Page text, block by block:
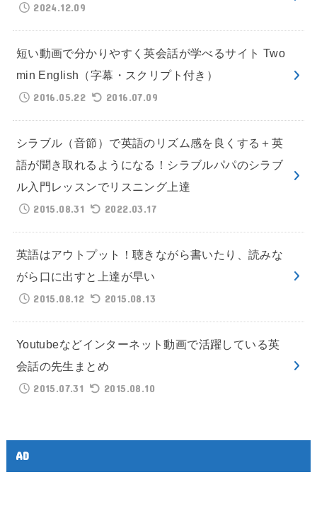
2024.12.09
短い動画で分かりやすく英会話が学べるサイト Two
min English（字幕・スクリプト付き）
2016.05.22
2016.07.09
シラブル（音節）で英語のリズム感を良くする＋英
語が聞き取れるようになる！シラブルパパのシラブ
ル入門レッスンでリスニング上達
2015.08.31
2022.03.17
英語はアウトプット！聴きながら書いたり、読みな
がら口に出すと上達が早い
2015.08.12
2015.08.13
Youtubeなどインターネット動画で活躍している英
会話の先生まとめ
2015.07.31
2015.08.10
AD